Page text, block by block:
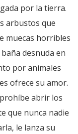
por la tierra.
arbustos que
muecas horribles
desnuda en
por animales
ofrece su amor.
abrir los
que nunca nadie
le lanza su